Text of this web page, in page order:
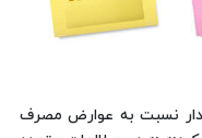
نسبت به عوارض مصرف